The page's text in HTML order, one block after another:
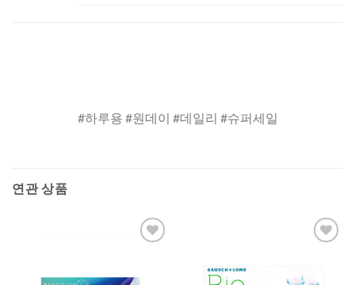
#하루용 #원데이 #데일리 #슈퍼세일
연관 상품